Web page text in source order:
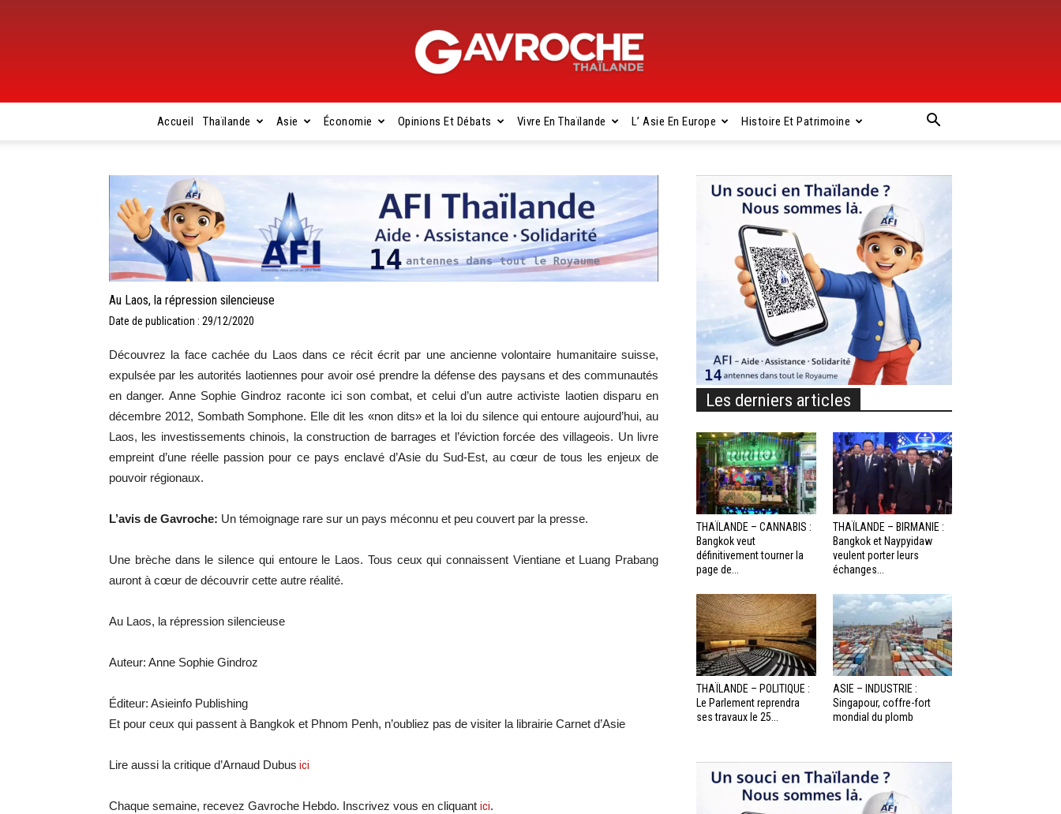
Gavroche
Thaïlande
Accueil Thaïlande Asie Économie Opinions Et Débats Vivre En Thaïlande L’ Asie En Europe Histoire Et Patrimoine
Au Laos, la répression silencieuse
Date de publication : 29/12/2020
Découvrez la face cachée du Laos dans ce récit écrit par une ancienne volontaire humanitaire suisse,
expulsée par les autorités laotiennes pour avoir osé prendre la défense des paysans et des communautés
en danger. Anne Sophie Gindroz raconte ici son combat, et celui d’un autre activiste laotien disparu en
décembre 2012, Sombath Somphone. Elle dit les «non dits» et la loi du silence qui entoure aujourd’hui, au
Laos, les investissements chinois, la construction de barrages et l’éviction forcée des villageois. Un livre
empreint d’une réelle passion pour ce pays enclavé d’Asie du Sud-Est, au cœur de tous les enjeux de
pouvoir régionaux.
L’avis de Gavroche: Un témoignage rare sur un pays méconnu et peu couvert par la presse.
Une brèche dans le silence qui entoure le Laos. Tous ceux qui connaissent Vientiane et Luang Prabang
auront à cœur de découvrir cette autre réalité.
Au Laos, la répression silencieuse
Auteur: Anne Sophie Gindroz
Éditeur: Asieinfo Publishing
Et pour ceux qui passent à Bangkok et Phnom Penh, n’oubliez pas de visiter la librairie Carnet d’Asie
Lire aussi la critique d’Arnaud Dubus ici
Chaque semaine, recevez Gavroche Hebdo. Inscrivez vous en cliquant ici.
Les derniers articles
THAÏLANDE – CANNABIS :
Bangkok veut
définitivement tourner la
page de...
THAÏLANDE – BIRMANIE :
Bangkok et Naypyidaw
veulent porter leurs
échanges...
THAÏLANDE – POLITIQUE :
Le Parlement reprendra
ses travaux le 25...
ASIE – INDUSTRIE :
Singapour, coffre-fort
mondial du plomb